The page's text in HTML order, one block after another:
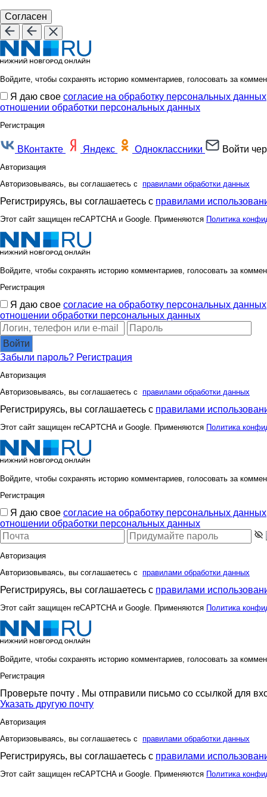
Согласен
Войдите, чтобы сохранять историю комментариев, голосовать за
Я даю свое согласие на обработку персональных данных
отношении обработки персональных данных
Регистрация
ВКонтакте Яндекс Одноклассники Войти
Авторизация
Авторизовываясь, вы соглашаетесь с правилами обработки данных
Регистрируясь, вы соглашаетесь с правилами
Этот сайт защищен reCAPTCHA и Google. Применяются Политика
Войдите, чтобы сохранять историю комментариев, голосовать за
Регистрация
Я даю свое согласие на обработку персональных данных
отношении обработки персональных данных
Войти
Забыли пароль? Регистрация
Авторизация
Авторизовываясь, вы соглашаетесь с правилами обработки данных
Регистрируясь, вы соглашаетесь с правилами
Этот сайт защищен reCAPTCHA и Google. Применяются Политика
Войдите, чтобы сохранять историю комментариев, голосовать за
Регистрация
Я даю свое согласие на обработку персональных данных
отношении обработки персональных данных
Авторизация
Авторизовываясь, вы соглашаетесь с правилами обработки данных
Регистрируясь, вы соглашаетесь с правилами
Этот сайт защищен reCAPTCHA и Google. Применяются Политика
Войдите, чтобы сохранять историю комментариев, голосовать за
Регистрация
Проверьте почту . Мы отправили письмо со ссылкой для
Указать другую почту
Авторизация
Авторизовываясь, вы соглашаетесь с правилами обработки данных
Регистрируясь, вы соглашаетесь с правилами
Этот сайт защищен reCAPTCHA и Google. Применяются Политика